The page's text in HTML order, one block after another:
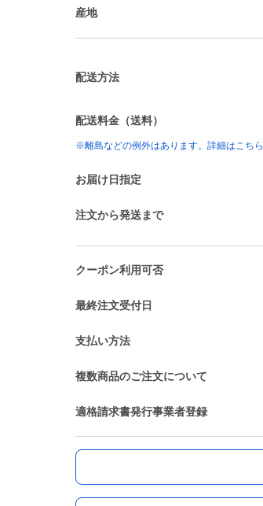
産地
配送方法
配送料金（送料）
※離島などの例外はあります。詳細はこちら
お届け日指定
注文から発送まで
クーポン利用可否
最終注文受付日
支払い方法
複数商品のご注文について
適格請求書発行事業者登録